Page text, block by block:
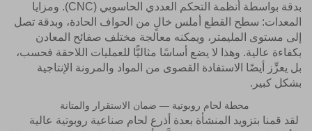
بدقة بواسطة أنظمة التحكم العددي الحاسوبي (CNC). ومزايا
المعدات: سطح القطع أملس خالٍ من الحواف الحادة، وبدقة تصل
إلى مستوى المليمتر، ويمكنه معالجة مختلف صفائح المعادن
بكفاءة عالية. وهذا لا يضع أساسًا مثاليًّا للعمليات اللاحقة فحسب،
بل يعزِّز أيضًا الاستفادة القصوى من المواد والمرونة الإنتاجية
بشكل كبير.
محطة لحام روبوتية — ضمان الاستقرار والمتانة
لقد قمنا بتزويد المنشأة بعدة أذرع لحام صناعية روبوتية عالية